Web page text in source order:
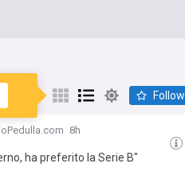
Follow
8h
ha preferito la Serie B"